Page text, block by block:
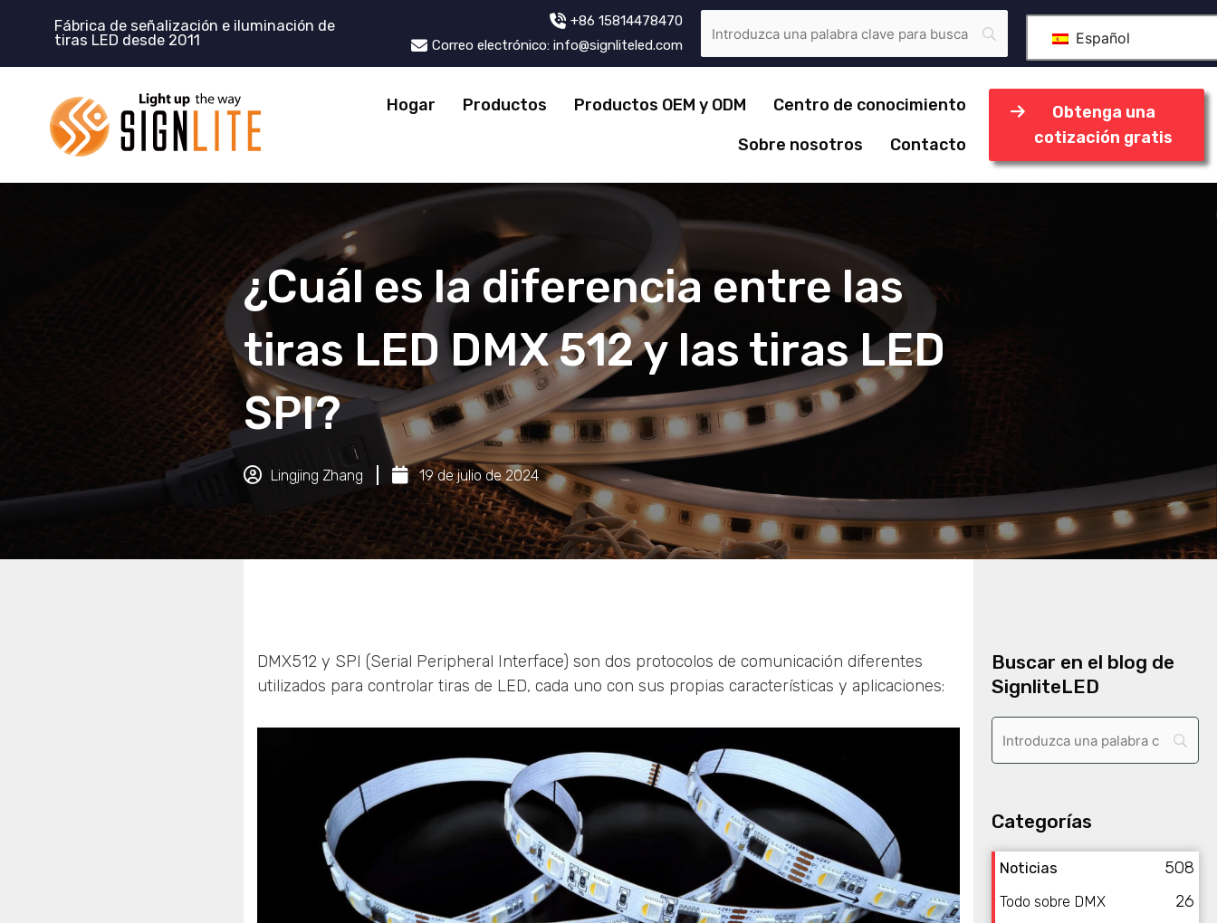
Fábrica de señalización e iluminación de
tiras LED desde 2011
+86 15814478470
Correo electrónico: info@signliteled.com
Español
Hogar Productos Productos OEM y ODM
Centro de conocimiento
Sobre nosotros
Contacto
Obtenga una
cotización gratis
¿Cuál es la diferencia entre las
tiras LED DMX 512 y las tiras LED
SPI?
Lingjing Zhang 19 de julio de 2024
DMX512 y SPI (Serial Peripheral Interface) son dos protocolos de comunicación diferentes
utilizados para controlar tiras de LED, cada uno con sus propias características y aplicaciones:
Buscar en el blog de
SignliteLED
Categorías
Noticias 508
Todo sobre DMX 26